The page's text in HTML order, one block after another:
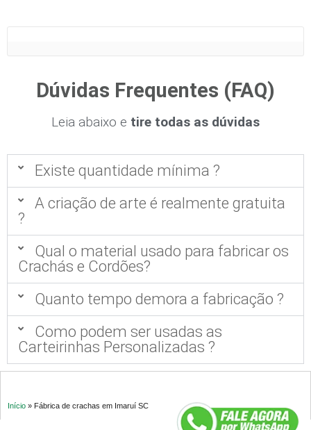
Dúvidas Frequentes (FAQ)
Leia abaixo e tire todas as dúvidas
Existe quantidade mínima ?
A criação de arte é realmente gratuita
?
Qual o material usado para fabricar os
Crachás e Cordões?
Quanto tempo demora a fabricação ?
Como podem ser usadas as
Carteirinhas Personalizadas ?
Início » Fábrica de crachas em Imaruí SC